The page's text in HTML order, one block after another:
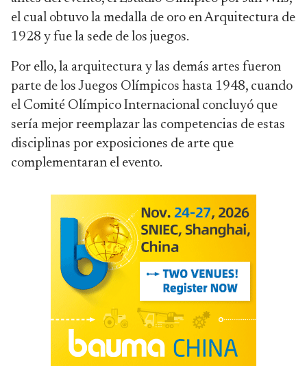
el cual obtuvo la medalla de oro en Arquitectura de
1928 y fue la sede de los juegos.
Por ello, la arquitectura y las demás artes fueron
parte de los Juegos Olímpicos hasta 1948, cuando
el Comité Olímpico Internacional concluyó que
sería mejor reemplazar las competencias de estas
disciplinas por exposiciones de arte que
complementaran el evento.